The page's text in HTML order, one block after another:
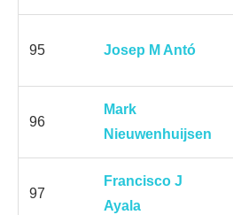
95 Josep M Antó
96
Mark
Nieuwenhuijsen
97
Francisco J
Ayala